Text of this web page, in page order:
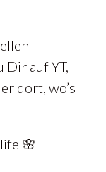
Dir auf YT,
dort, wo’s
🌸